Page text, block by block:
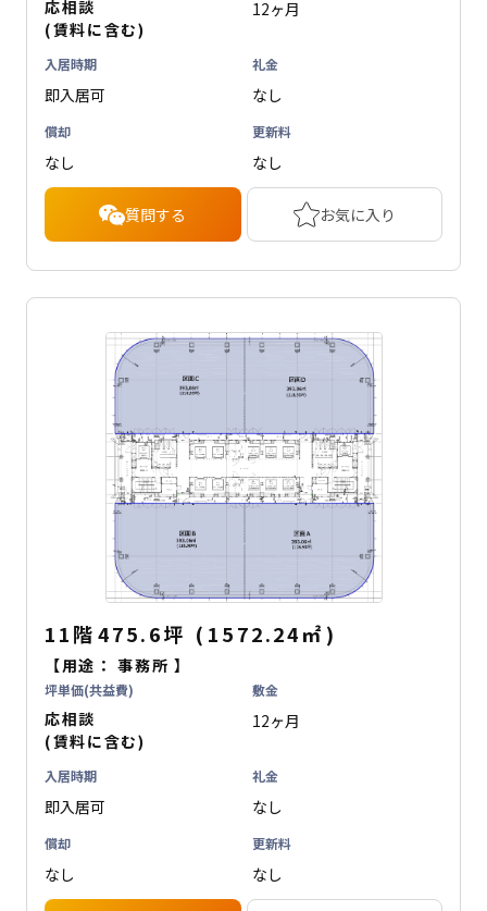
応相談
(賃料に含む)
12ヶ月
入居時期
即入居可
礼金
なし
償却
なし
更新料
なし
質問する お気に入り
11階475.6坪 ( 1572.24㎡ )
【用途：事務所 】
坪単価(共益費)
応相談
(賃料に含む)
敷金
12ヶ月
入居時期
即入居可
礼金
なし
償却
なし
更新料
なし